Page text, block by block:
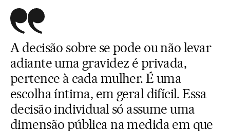
A decisão sobre se pode ou não levar
adiante uma gravidez é privada,
pertence à cada mulher. É uma
escolha íntima, em geral difícil. Essa
decisão individual só assume uma
dimensão pública na medida em que